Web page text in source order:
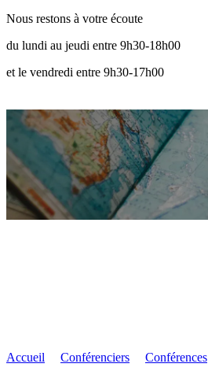
Nous restons à votre écoute
du lundi au jeudi entre 9h30-18h00
et le vendredi entre 9h30-17h00
Accueil Conférenciers Conférences